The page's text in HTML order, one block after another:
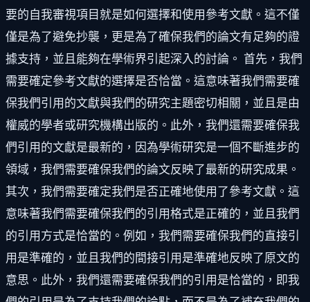
要的自我審視項目就是如何選擇和使用參考文獻。這不僅
僅是為了避免抄襲，更是為了確保我們的論文有足夠的證
據支持，並且能夠在學術界引起深入的討論。 首先，我們
需要確定參考文獻的選擇是否恰當。這意味著我們需要確
保我們引用的文獻與我們的研究主題密切相關，並且是由
權威的學者或研究機構出版的。此外，我們還需要確保我
們引用的文獻是最新的，因為學術研究是一個不斷進步的
領域，我們需要確保我們的論文反映了最新的研究成果。
其次，我們需要確定我們是否正確地使用了參考文獻。這
意味著我們需要確保我們的引用格式是正確的，並且我們
的引用方式是恰當的。例如，我們需要確保我們的直接引
用是準確的，並且我們的間接引用是準確地反映了原文的
意思。此外，我們還需要確保我們的引用是恰當的，即我